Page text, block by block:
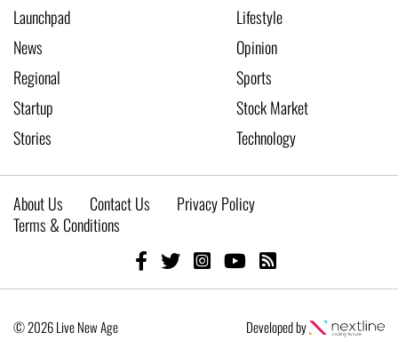
Launchpad
Lifestyle
News
Opinion
Regional
Sports
Startup
Stock Market
Stories
Technology
About Us Contact Us
Privacy Policy
Terms & Conditions
© 2026 Live New Age Developed by